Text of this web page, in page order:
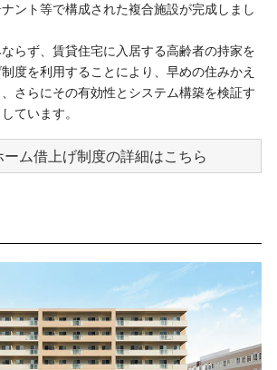
ィ
ント等で構成された複合施設が完成しまし
らず、賃貸住宅に入居する高齢者の持家を
度を利用することにより、早めの住みかえ
さらにその有効性とシステム構築を検証す
ています。
ーム借上げ制度の詳細はこちら